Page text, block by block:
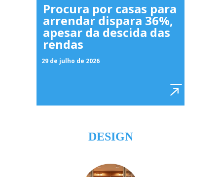
Procura por casas para
arrendar dispara 36%,
apesar da descida das
rendas
29 de julho de 2026
DESIGN